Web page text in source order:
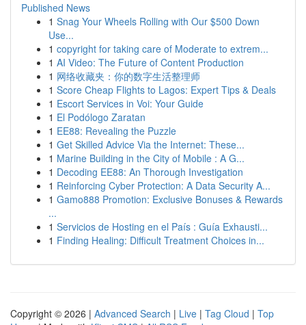
Published News
1 Snag Your Wheels Rolling with Our $500 Down
Use...
1 copyright for taking care of Moderate to extrem...
1 AI Video: The Future of Content Production
1 网络收藏夹：你的数字生活整理师
1 Score Cheap Flights to Lagos: Expert Tips & Deals
1 Escort Services in Voi: Your Guide
1 El Podólogo Zaratan
1 EE88: Revealing the Puzzle
1 Get Skilled Advice Via the Internet: These...
1 Marine Building in the City of Mobile : A G...
1 Decoding EE88: An Thorough Investigation
1 Reinforcing Cyber Protection: A Data Security A...
1 Gamo888 Promotion: Exclusive Bonuses & Rewards
...
1 Servicios de Hosting en el País : Guía Exhausti...
1 Finding Healing: Difficult Treatment Choices in...
Copyright © 2026 | Advanced Search | Live | Tag Cloud | Top